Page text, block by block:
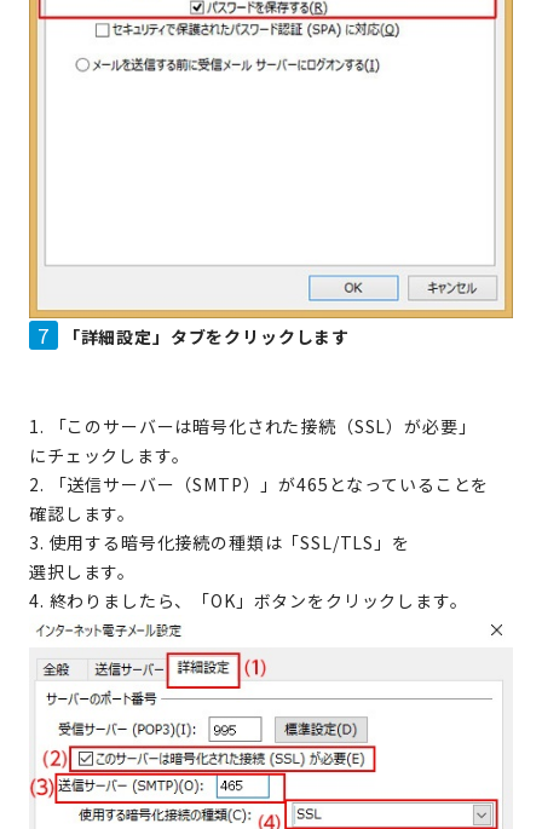
7 「詳細設定」タブをクリックします
1. 「このサーバーは暗号化された接続（SSL）が必要」
にチェックします。
2. 「送信サーバー（SMTP）」が465となっていることを
確認します。
3. 使用する暗号化接続の種類は「SSL/TLS」を
選択します。
4. 終わりましたら、「OK」ボタンをクリックします。